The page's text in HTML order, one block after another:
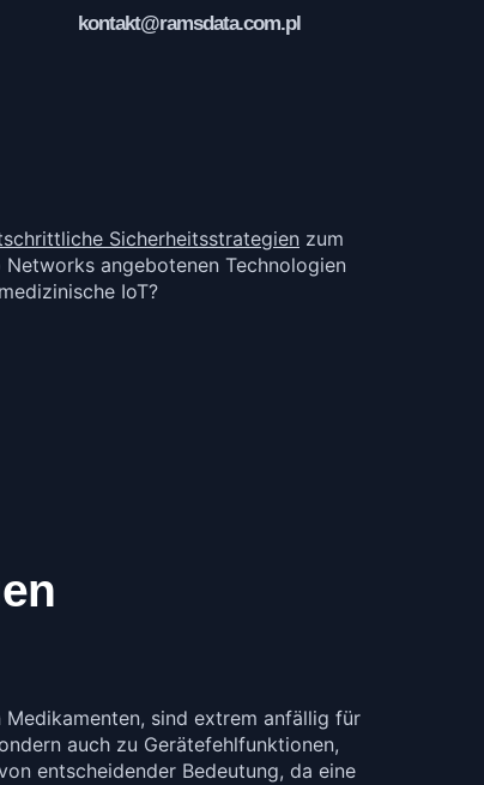
kontakt@ramsdata.com.pl
Sicherheitsstrategien zum
angebotenen Technologien
IoT?
sind extrem anfällig für
auch zu Gerätefehlfunktionen,
entscheidender Bedeutung, da eine